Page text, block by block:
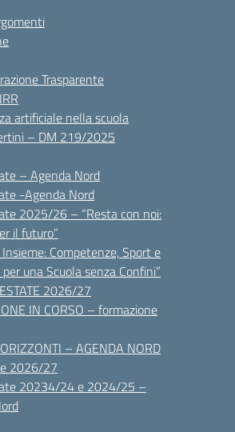
Trasparente
artificiale nella scuola
– DM 219/2025
– Agenda Nord
-Agenda Nord
2025/26 – “Resta con noi:
il futuro”
Insieme: Competenze, Sport e
una Scuola senza Confini”
2026/27
IN CORSO – formazione
– AGENDA NORD
2026/27
20234/24 e 2024/25 –